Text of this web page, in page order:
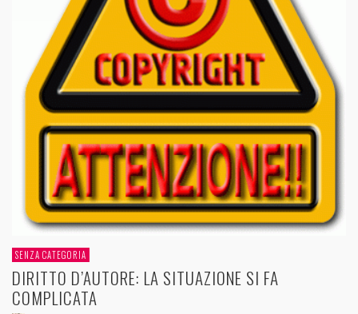
SENZA CATEGORIA
DIRITTO D’AUTORE: LA SITUAZIONE SI FA
COMPLICATA